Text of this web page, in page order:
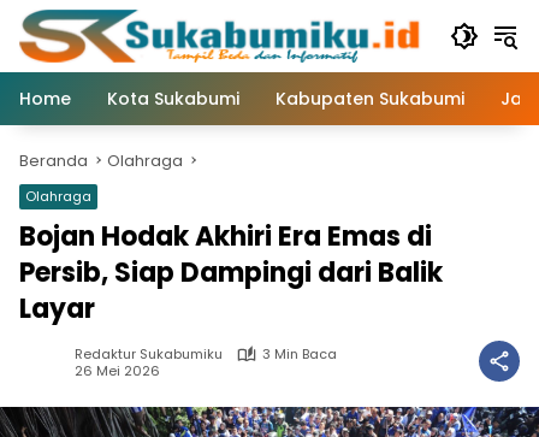
Langsung
konten
Home
Kota Sukabumi Kabupaten Sukabumi
Beranda Olahraga
Olahraga
Bojan Hodak Akhiri Era Emas di
Persib, Siap Dampingi dari Balik
Layar
Redaktur Sukabumiku
3 Min Baca
26 Mei 2026